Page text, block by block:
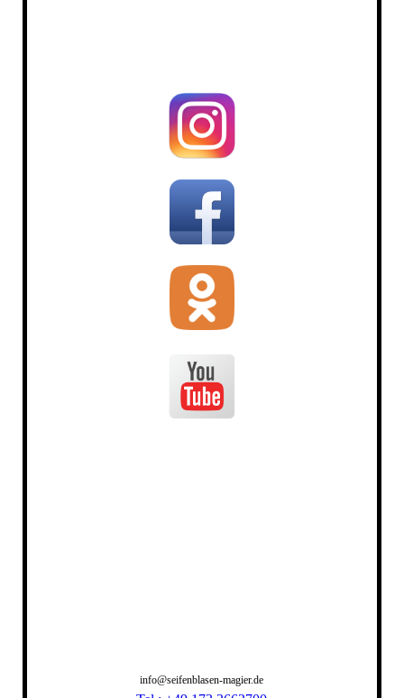
info@seifenblasen-magier.de